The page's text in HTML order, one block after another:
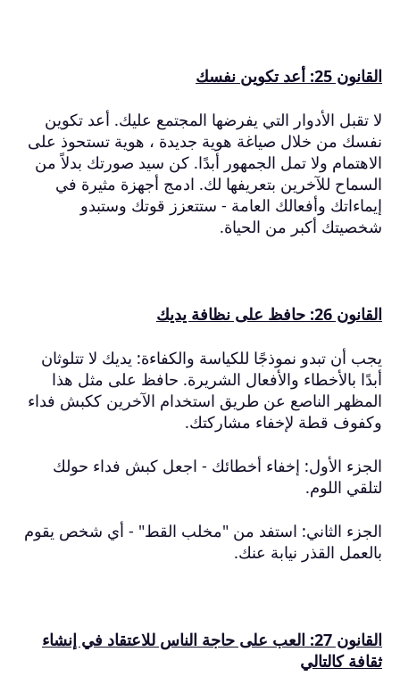
القانون 25: أعد تكوين نفسك
لا تقبل الأدوار التي يفرضها المجتمع عليك. أعد تكوين
نفسك من خلال صياغة هوية جديدة ، هوية تستحوذ على
الاهتمام ولا تمل الجمهور أبدًا. كن سيد صورتك بدلاً من
السماح للآخرين بتعريفها لك. ادمج أجهزة مثيرة في
إيماءاتك وأفعالك العامة - ستتعزز قوتك وستبدو
شخصيتك أكبر من الحياة.
القانون 26: حافظ على نظافة يديك
يجب أن تبدو نموذجًا للكياسة والكفاءة: يديك لا تتلوثان
أبدًا بالأخطاء والأفعال الشريرة. حافظ على مثل هذا
المظهر الناصع عن طريق استخدام الآخرين ككبش فداء
وكفوف قطة لإخفاء مشاركتك.
الجزء الأول: إخفاء أخطائك - اجعل كبش فداء حولك
لتلقي اللوم.
الجزء الثاني: استفد من "مخلب القط" - أي شخص يقوم
بالعمل القذر نيابة عنك.
القانون 27: العب على حاجة الناس للاعتقاد في إنشاء
ثقافة كالتالي